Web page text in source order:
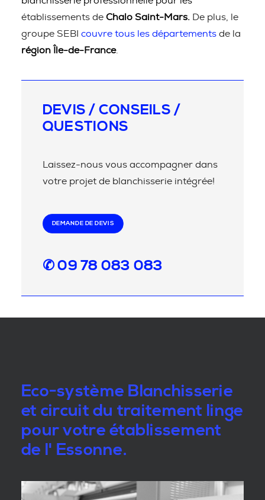
établissements de Chalo Saint-Mars. De plus, le
groupe SEBI couvre tous les départements de la
région Île-de-France.
DEVIS / CONSEILS /
QUESTIONS
Laissez-nous vous accompagner dans
votre projet de blanchisserie intégrée!
DEMANDE DE DEVIS
✆ 09 78 083 083
Eco-système Blanchisserie
et circuit du traitement linge
pour votre établissement
de l' Essonne.